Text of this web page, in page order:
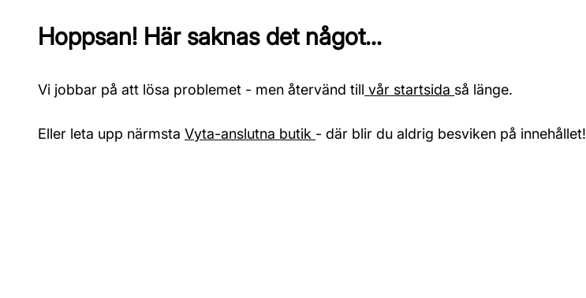
Hoppsan! Här saknas det något...
Vi jobbar på att lösa problemet - men återvänd till vår startsida så länge.
Eller leta upp närmsta Vyta-anslutna butik - där blir du aldrig besviken på innehållet!